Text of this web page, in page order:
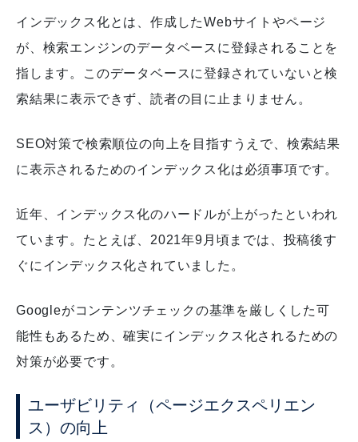
インデックス化とは、作成したWebサイトやページ
が、検索エンジンのデータベースに登録されることを
指します。このデータベースに登録されていないと検
索結果に表示できず、読者の目に止まりません。
SEO対策で検索順位の向上を目指すうえで、検索結果
に表示されるためのインデックス化は必須事項です。
近年、インデックス化のハードルが上がったといわれ
ています。たとえば、2021年9月頃までは、投稿後す
ぐにインデックス化されていました。
Googleがコンテンツチェックの基準を厳しくした可
能性もあるため、確実にインデックス化されるための
対策が必要です。
ユーザビリティ（ページエクスペリエン
ス）の向上